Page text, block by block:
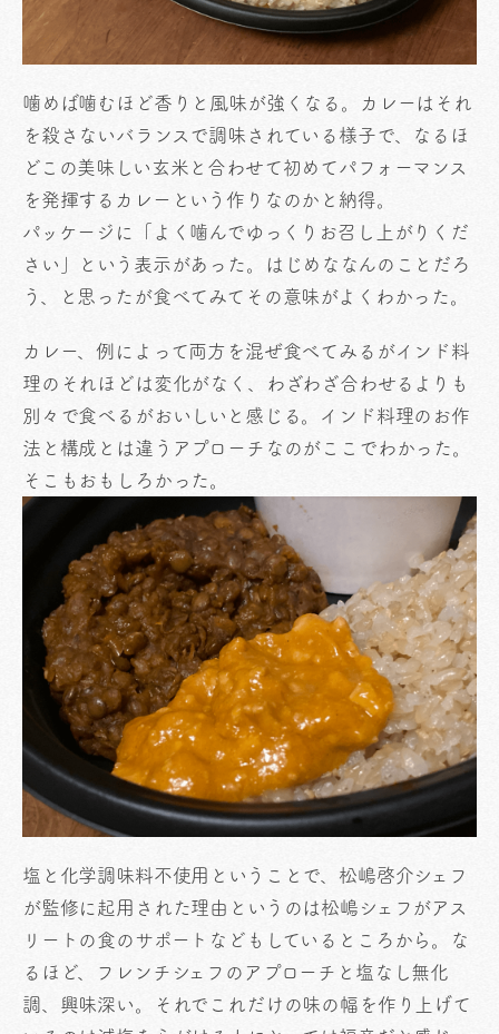
噛めば噛むほど香りと風味が強くなる。カレーはそれ
を殺さないバランスで調味されている様子で、なるほ
どこの美味しい玄米と合わせて初めてパフォーマンス
を発揮するカレーという作りなのかと納得。
パッケージに「よく噛んでゆっくりお召し上がりくだ
さい」という表示があった。はじめななんのことだろ
う、と思ったが食べてみてその意味がよくわかった。
カレー、例によって両方を混ぜ食べてみるがインド料
理のそれほどは変化がなく、わざわざ合わせるよりも
別々で食べるがおいしいと感じる。インド料理のお作
法と構成とは違うアプローチなのがここでわかった。
そこもおもしろかった。
塩と化学調味料不使用ということで、松嶋啓介シェフ
が監修に起用された理由というのは松嶋シェフがアス
リートの食のサポートなどもしているところから。な
るほど、フレンチシェフのアプローチと塩なし無化
調、興味深い。それでこれだけの味の幅を作り上げて